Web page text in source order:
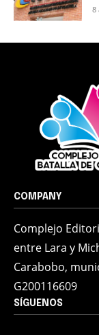
8
COMPANY
Complejo
entre Lara y
Carabobo,
G200116609
SÍGUENOS